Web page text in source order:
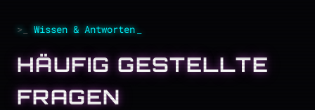
Wissen & Antworten
HÄUFIG GESTELLTE
FRAGEN